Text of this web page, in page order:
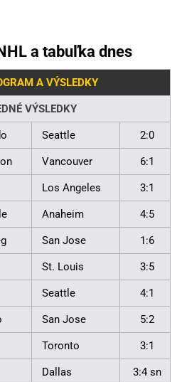
a tabuľka dnes
A VÝSLEDKY
VÝSLEDKY
Seattle 2:0
Vancouver 6:1
Los Angeles 3:1
Anaheim 4:5
San Jose 1:6
St. Louis 3:5
Seattle 4:1
San Jose 5:2
Toronto 3:1
Dallas 3:4 sn